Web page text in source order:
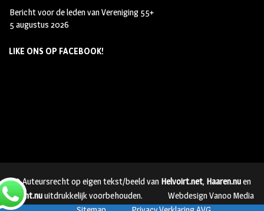
Bericht voor de leden van Vereniging 55+
5 augustus 2026
LIKE ONS OP FACEBOOK!
© Auteursrecht op eigen tekst/beeld van Helvoirt.net, Haaren.nuen
Vught.nuuitdrukkelijk voorbehouden.
Webdesign Vanoo Media